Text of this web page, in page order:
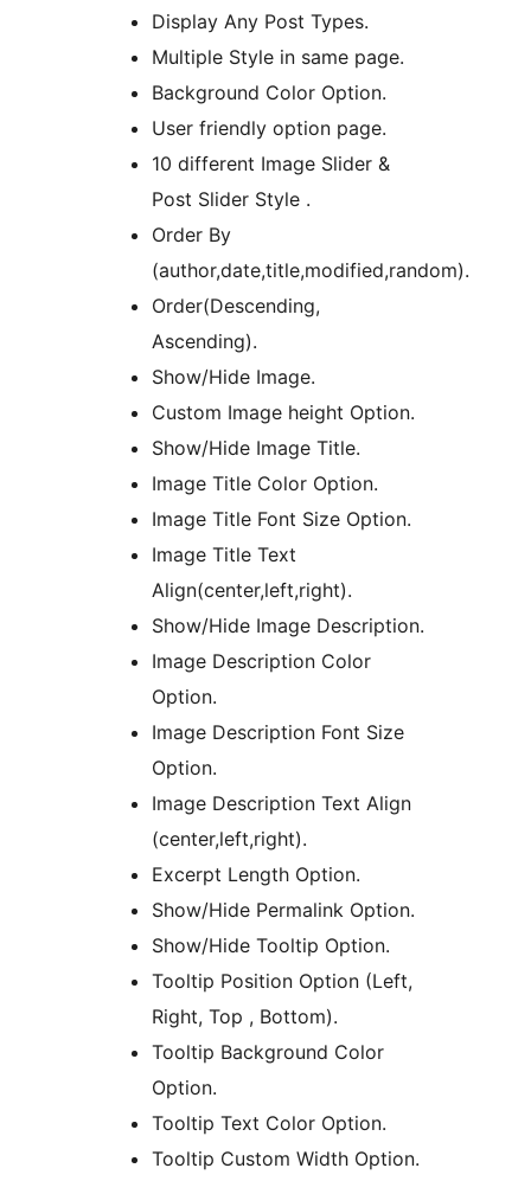
Display Any Post Types.
Multiple Style in same page.
Background Color Option.
User friendly option page.
10 different Image Slider &
Post Slider Style .
Order By
(author,date,title,modified,random).
Order(Descending,
Ascending).
Show/Hide Image.
Custom Image height Option.
Show/Hide Image Title.
Image Title Color Option.
Image Title Font Size Option.
Image Title Text
Align(center,left,right).
Show/Hide Image Description.
Image Description Color
Option.
Image Description Font Size
Option.
Image Description Text Align
(center,left,right).
Excerpt Length Option.
Show/Hide Permalink Option.
Show/Hide Tooltip Option.
Tooltip Position Option (Left,
Right, Top , Bottom).
Tooltip Background Color
Option.
Tooltip Text Color Option.
Tooltip Custom Width Option.